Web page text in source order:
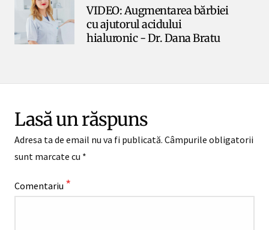
VIDEO: Augmentarea bărbiei
cu ajutorul acidului
hialuronic - Dr. Dana Bratu
Lasă un răspuns
Adresa ta de email nu va fi publicată. Câmpurile obligatorii
sunt marcate cu *
Comentariu *